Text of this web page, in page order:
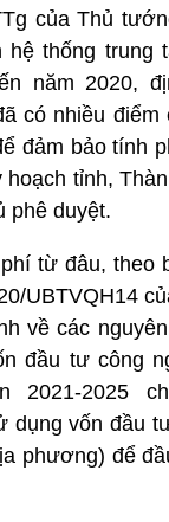
của Thủ
hệ thống trung
năm 2020,
có nhiều
đảm bảo tính
hoạch tỉnh,
phê duyệt.
từ đâu, theo
UBTVQH14
về các
đầu tư công
2021-2025
dụng vốn đầu
phương) để